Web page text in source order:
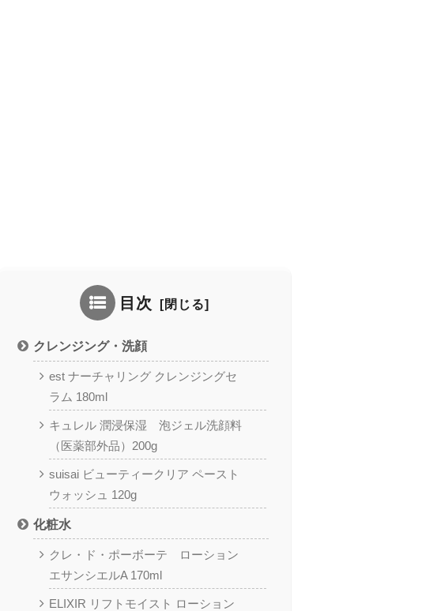
目次
クレンジング・洗顔
est ナーチャリング クレンジングセ
ラム 180ml
キュレル 潤浸保湿 泡ジェル洗顔料
（医薬部外品）200g
suisai ビューティークリア ペースト
ウォッシュ 120g
化粧水
クレ・ド・ポーボーテ ローション
エサンシエルA 170ml
ELIXIR リフトモイスト ローション